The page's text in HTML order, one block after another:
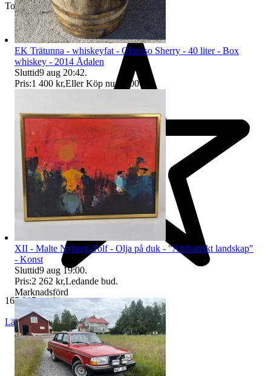
Toppsäljare
165 015 omdömen
Läs omdömen Följ
EK Trätunna - whiskeyfat - Oloroso Sherry - 40 liter - Box
whiskey - 2014 Ådalen
Sluttid9 aug 20:42.
Pris:1 400 kr,Eller Köp nu 1 500 kr
XII - Malte Nyberg-Tolf - Olja på duk - "Afrikanskt landskap"
- Konst
Sluttid9 aug 19:00.
Pris:2 262 kr,Ledande bud.
Marknadsförd